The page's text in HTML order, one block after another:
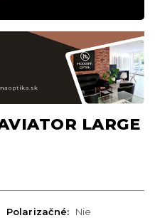
LARGE
Polarizačné:
Nie